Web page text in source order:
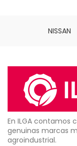
NISSAN
En ILGA contamos
genuinas marcas
agroindustrial.